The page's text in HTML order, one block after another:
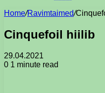
Home/Ravimtaimed/
Cinquefoil hiilib
29.04.2021
0 1 minute read